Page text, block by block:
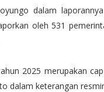
dalam
oleh 531
2025 merupakan
dalam keterangan